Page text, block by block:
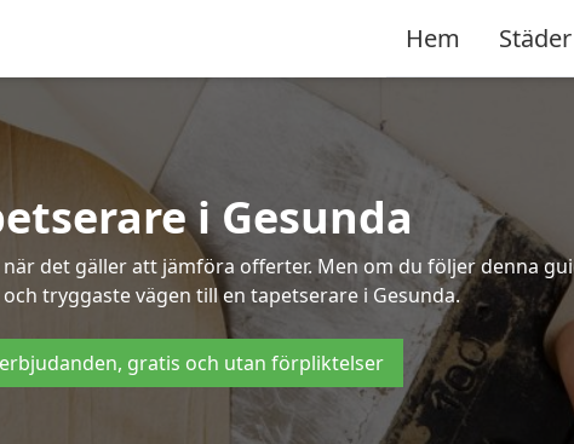
Hem Städer
i Gesunda
det gäller att jämföra offerter. Men om du följer denna
tryggaste vägen till en tapetserare i Gesunda.
erbjudanden, gratis och utan förpliktelser